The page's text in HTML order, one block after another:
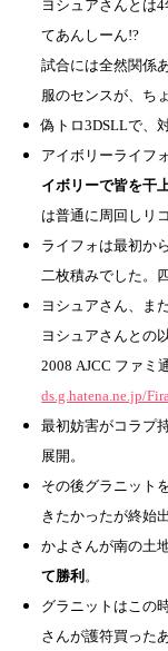
ヨシュアさんとは
てあんしーん!?
試合には全然関係
服のセンスが、ち
偽トロ3DSLLで、
アイボリーライフ
イボリーで皆を干
は普通に周回しリ
ライフォは最初か
二枚積みでした。
ヨシュアさん、ま
ヨシュアさんとの
2008 AJCC ファミ
ds.g.hatena.ne.jp/
最初妨害がコラプ
展開。
その後グラニット
きたかったが終始
かよさんが南の土
て勝利 。
グラニットはこの
さんが護符買った